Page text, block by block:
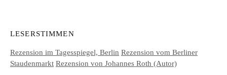
LESERSTIMMEN
Rezension im Tagesspiegel, Berlin Rezension vom Berliner
Staudenmarkt Rezension von Johannes Roth (Autor)